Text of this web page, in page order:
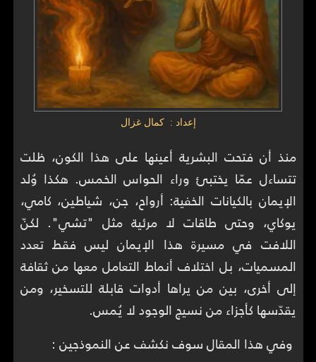
عن الموقع
إعداد : كمال غزال
منذ أن فتحت البشرية أعينها على هذا الكون، ظلت
تتساءل عمّا يختبئ وراء الحواس الخمس. هكذا وُلد
الإيمان بالكيانات الخفية: أرواح، جن، شياطين، كامي،
يوكاي، وحتى طاقات لا مرئية مثل "تشي". لكنّ
اللافت في مسيرة هذا الإيمان ليس فقط تعدد
المسميات، بل اختلاف أنماط التعامل معها من ثقافة
إلى أخرى، بين من يراها أدوات قابلة للتسخير، ومن
يقدّسها كأجزاء من نسيج الوجود لا يُمس.
وفي هذا المقال سوف نكشف عن النموذجين :